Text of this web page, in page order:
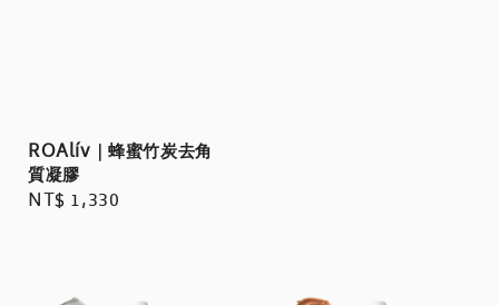
ROAlív｜蜂蜜竹炭去角
質凝膠
Regular
NT$ 1,330